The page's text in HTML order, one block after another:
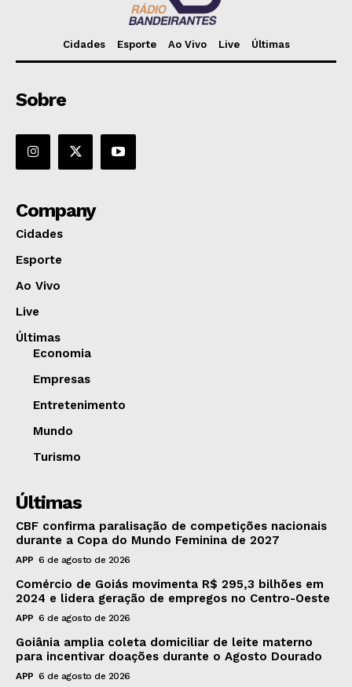
Cidades Esporte Ao Vivo Live Últimas
Sobre
Company
Cidades
Esporte
Ao Vivo
Live
Últimas
Economia
Empresas
Entretenimento
Mundo
Turismo
Últimas
CBF confirma paralisação de competições nacionais
durante a Copa do Mundo Feminina de 2027
APP 6 de agosto de 2026
Comércio de Goiás movimenta R$ 295,3 bilhões em
2024 e lidera geração de empregos no Centro-Oeste
APP 6 de agosto de 2026
Goiânia amplia coleta domiciliar de leite materno
para incentivar doações durante o Agosto Dourado
APP 6 de agosto de 2026